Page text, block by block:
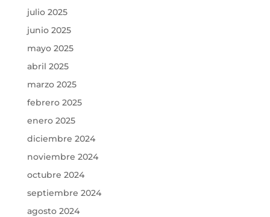
julio 2025
junio 2025
mayo 2025
abril 2025
marzo 2025
febrero 2025
enero 2025
diciembre 2024
noviembre 2024
octubre 2024
septiembre 2024
agosto 2024